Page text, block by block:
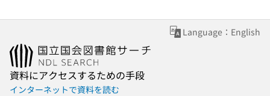
Language：English
資料にアクセスするための手段
インターネットで資料を読む